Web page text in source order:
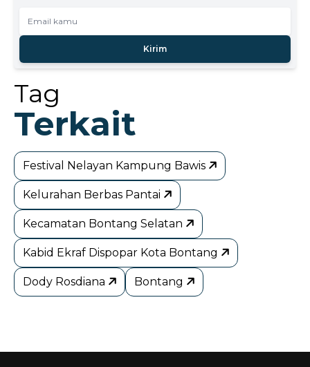
Kirim
Tag
Terkait
Festival Nelayan Kampung Bawis
Kelurahan Berbas Pantai
Kecamatan Bontang Selatan
Kabid Ekraf Dispopar Kota Bontang
Dody Rosdiana Bontang